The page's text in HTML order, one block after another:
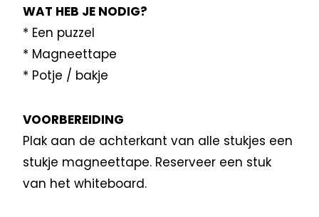
WAT HEB JE NODIG?
* Een puzzel
* Magneettape
* Potje / bakje
VOORBEREIDING
Plak aan de achterkant van alle stukjes een
stukje magneettape. Reserveer een stuk
van het whiteboard.